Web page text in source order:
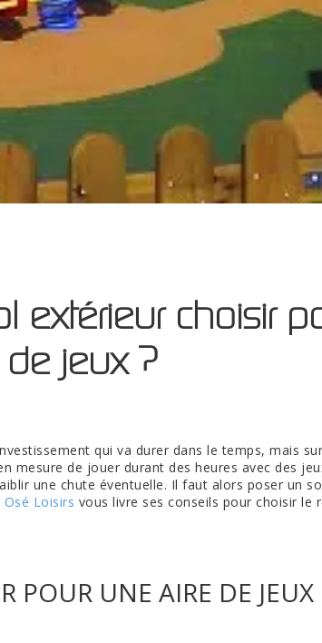
extérieur choisir
de jeux ?
qui va durer dans le temps, mais
mesure de jouer durant des heures avec des
une chute éventuelle. Il faut alors poser un
Osé Loisirs vous livre ses conseils pour choisir le
POUR UNE AIRE DE JEUX